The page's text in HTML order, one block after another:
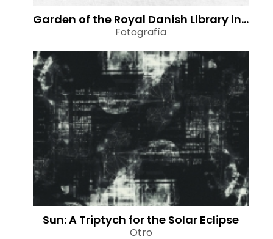
Garden of the Royal Danish Library in Light Snowfall
Fotografía
Sun: A Triptych for the Solar Eclipse
Otro